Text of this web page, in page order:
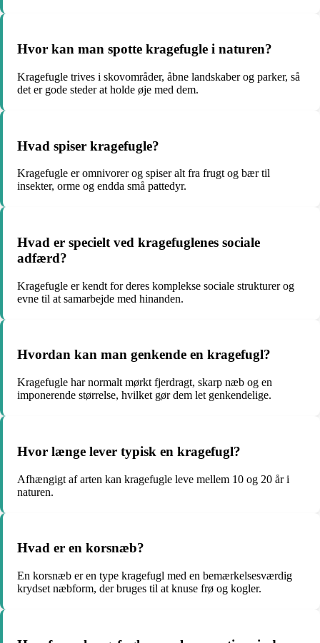
Hvor kan man spotte kragefugle i naturen?
Kragefugle trives i skovområder, åbne landskaber og parker, så
det er gode steder at holde øje med dem.
Hvad spiser kragefugle?
Kragefugle er omnivorer og spiser alt fra frugt og bær til
insekter, orme og endda små pattedyr.
Hvad er specielt ved kragefuglenes sociale
adfærd?
Kragefugle er kendt for deres komplekse sociale strukturer og
evne til at samarbejde med hinanden.
Hvordan kan man genkende en kragefugl?
Kragefugle har normalt mørkt fjerdragt, skarp næb og en
imponerende størrelse, hvilket gør dem let genkendelige.
Hvor længe lever typisk en kragefugl?
Afhængigt af arten kan kragefugle leve mellem 10 og 20 år i
naturen.
Hvad er en korsnæb?
En korsnæb er en type kragefugl med en bemærkelsesværdig
krydset næbform, der bruges til at knuse frø og kogler.